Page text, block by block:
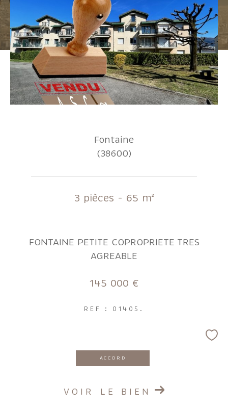
Fontaine
(38600)
3 pièces - 65 m²
FONTAINE PETITE COPROPRIETE TRES
AGREABLE
145 000 €
REF : 01405.
ACCORD
VOIR LE BIEN
Pièces
1 2 3 4 5+
Localisation
RECHERCHER